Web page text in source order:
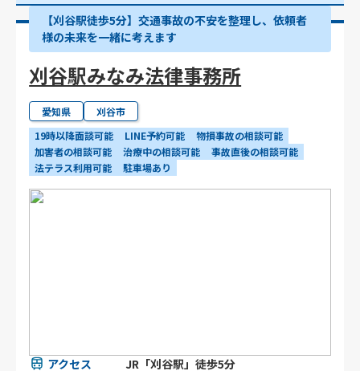
【刈谷駅徒歩5分】交通事故の不安を整理し、依頼者
様の未来を一緒に考えます
刈谷駅みなみ法律事務所
愛知県
刈谷市
19時以降面談可能
LINE予約可能
物損事故の相談可能
加害者の相談可能
治療中の相談可能
事故直後の相談可能
法テラス利用可能
駐車場あり
アクセス JR「刈谷駅」徒歩5分